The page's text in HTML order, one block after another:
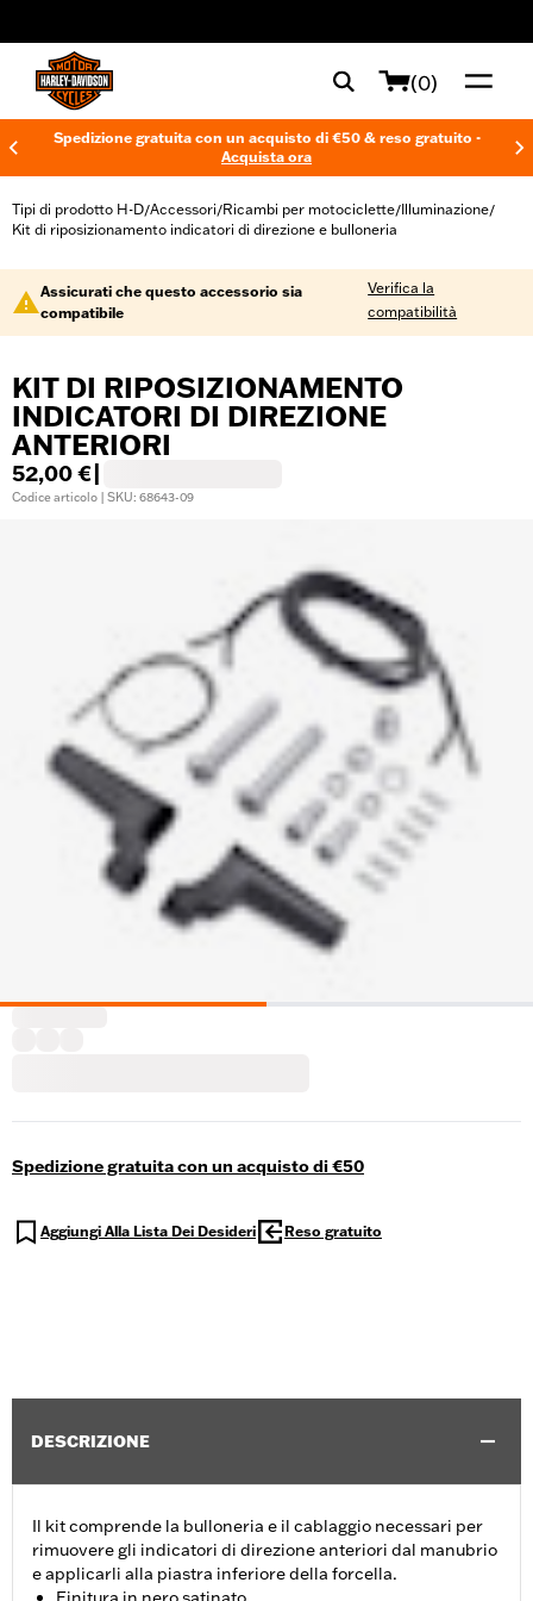
(0)
Spedizione gratuita con un acquisto di €50 & reso gratuito -
Acquista ora
Tipi di prodotto H-D/Accessori/Ricambi per motociclette/Illuminazione/
Kit di riposizionamento indicatori di direzione e bulloneria
Assicurati che questo accessorio sia
compatibile
Verifica la
compatibilità
KIT DI RIPOSIZIONAMENTO
INDICATORI DI DIREZIONE
ANTERIORI
52,00 €
Codice articolo | SKU: 68643-09
Spedizione gratuita con un acquisto di €50
Aggiungi Alla Lista Dei Desideri Reso gratuito
DESCRIZIONE
Il kit comprende la bulloneria e il cablaggio necessari per
rimuovere gli indicatori di direzione anteriori dal manubrio
e applicarli alla piastra inferiore della forcella.